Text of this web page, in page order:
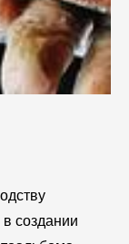
создании